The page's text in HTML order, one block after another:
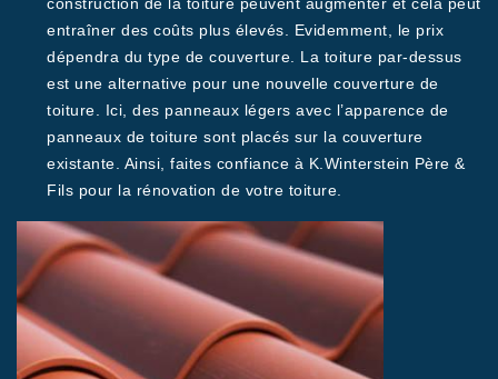
entraîner des coûts plus élevés. Evidemment, le prix
dépendra du type de couverture. La toiture par-dessus
est une alternative pour une nouvelle couverture de
toiture. Ici, des panneaux légers avec l’apparence de
panneaux de toiture sont placés sur la couverture
existante. Ainsi, faites confiance à K.Winterstein Père &
Fils pour la rénovation de votre toiture.